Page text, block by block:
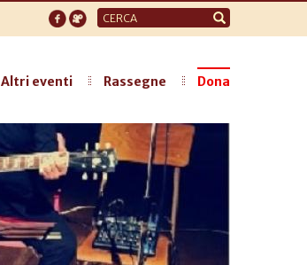
Form
di
Altri eventi Rassegne Dona